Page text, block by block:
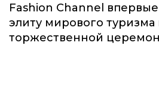
Fashion Channel
элиту мирового туризма
торжественной